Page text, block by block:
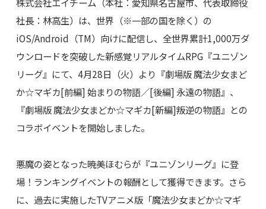
社長：林高生）は、世界（※一部の国を除く）の
iOS/Android（TM）向けに配信し、全世界累計1,000万ダ
ウンロードを突破した新感覚リアルタイムRPG『ユニゾン
リーグ』にて、4月28日（火）より『劇場版 魔法少女まど
か☆マギカ[前編] 始まりの物語／[後編] 永遠の物語』、
『劇場版 魔法少女まどか☆マギカ[新編]叛逆の物語』との
コラボイベントを開始しました。
悪魔の姿となった暁美ほむらが『ユニゾンリーグ』に登
場！ランキングイベントの報酬として獲得できます。さら
に、過去に実施したTVアニメ版「魔法少女まどか☆マギ